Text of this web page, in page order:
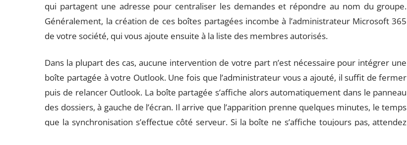
qui partagent une adresse pour centraliser les demandes et répondre au nom du groupe.
Généralement, la création de ces boîtes partagées incombe à l’administrateur Microsoft 365
de votre société, qui vous ajoute ensuite à la liste des membres autorisés.
Dans la plupart des cas, aucune intervention de votre part n’est nécessaire pour intégrer une
boîte partagée à votre Outlook. Une fois que l’administrateur vous a ajouté, il suffit de fermer
puis de relancer Outlook. La boîte partagée s’affiche alors automatiquement dans le panneau
des dossiers, à gauche de l’écran. Il arrive que l’apparition prenne quelques minutes, le temps
que la synchronisation s’effectue côté serveur. Si la boîte ne s’affiche toujours pas, attendez